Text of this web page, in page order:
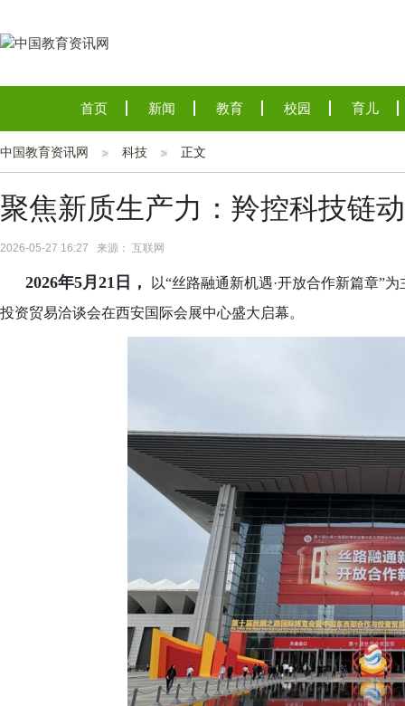
首页 新闻 教育 校园 育儿
中国教育资讯网 科技 正文
聚焦新质生产力：羚控科技链
2026-05-27 16:27 来源： 互联网
2026年5月21日，
以“丝路融通新机遇·开放合作新篇章”
投资贸易洽谈会在西安国际会展中心盛大启幕。